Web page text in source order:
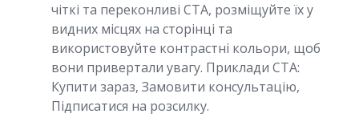
чіткі та переконливі CTA, розміщуйте їх у
видних місцях на сторінці та
використовуйте контрастні кольори, щоб
вони привертали увагу. Приклади CTA:
Купити зараз, Замовити консультацію,
Підписатися на розсилку.